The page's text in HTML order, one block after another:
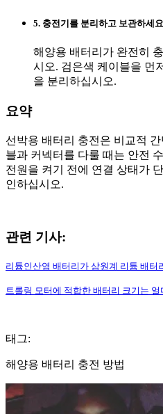
5. 충전기를 분리하고 보관하세
해양용 배터리가 완전히
시오. 검은색 케이블을 먼
을 분리하십시오.
요약
선박용 배터리 충전은 비교적
블과 커넥터를 다룰 때는 안전
전원을 켜기 전에 연결 상태가
인하십시오.
관련 기사:
리튬인산염 배터리가 삼원계 리튬 배터
트롤링 모터에 적합한 배터리 크기는 얼
태그:
해양용 배터리 충전 방법